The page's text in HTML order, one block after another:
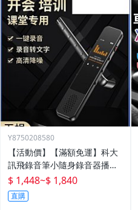
Y8750208580
【活動價】【滿額免運】科大
訊飛錄音筆小隨身錄音器播放
器設備神器專業高清降噪轉文
字超
$ 1,448~$ 1,840
直購